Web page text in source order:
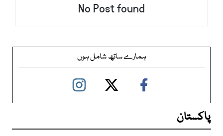
No Post found
ہمارے ساتھ شامل ہوں
پاکستان